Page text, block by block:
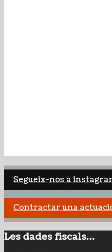
Segueix-nos a
Contractar una actuació
Les dades fiscals…